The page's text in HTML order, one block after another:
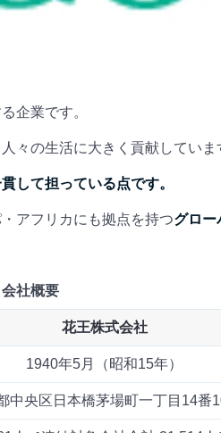
企業です。
々の生活に大きく貢献していま
して担っている点です。
アフリカにも拠点を持つグロー
会社概要
花王株式会社
1940年5月（昭和15年）
中央区日本橋茅場町一丁目14番